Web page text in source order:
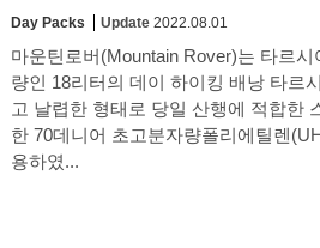
Day Packs Update 2022.08.01
마운틴로버(Mountain Rover)는 타르
량인 18리터의 데이 하이킹 배낭 타르
고 날렵한 형태로 당일 산행에 적합한 스타일입
한 70데니어 초고분자량폴리에틸렌
용하였...